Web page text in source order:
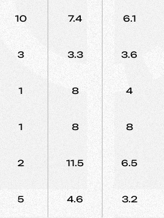
10 7.4 6.1
3 3.3 3.6
1 8 4
1 8 8
2 11.5 6.5
5 4.6 3.2